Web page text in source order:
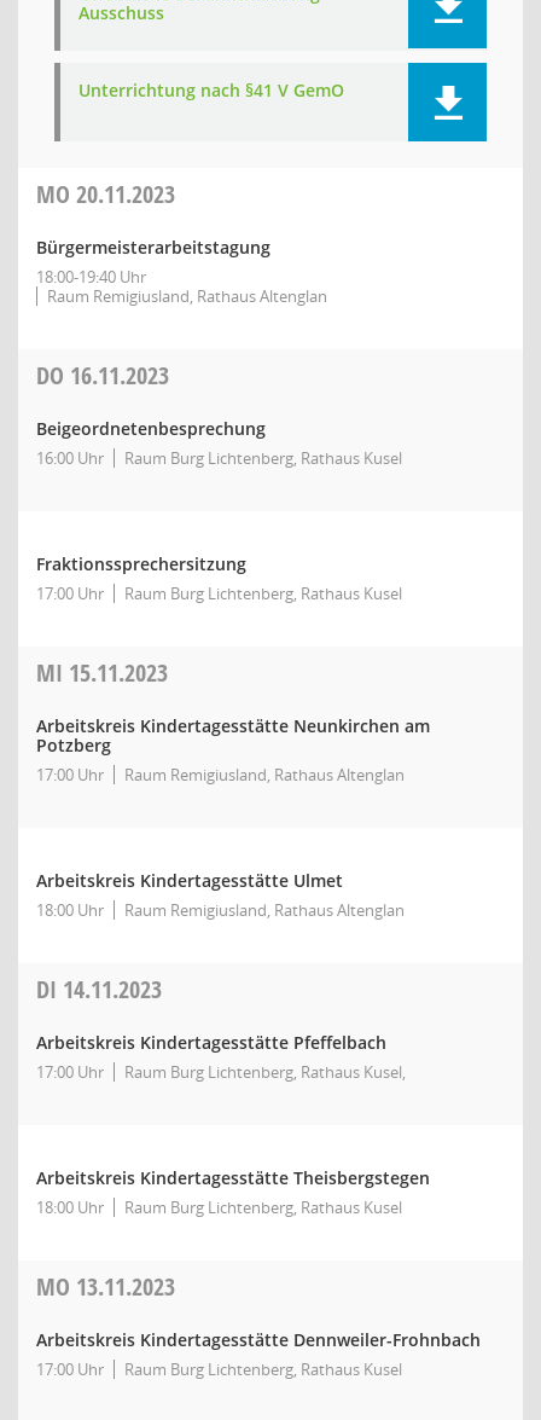
Ausschuss
Unterrichtung nach §41 V GemO
MO 20.11.2023
Bürgermeisterarbeitstagung
18:00-19:40 Uhr
Raum Remigiusland, Rathaus Altenglan
DO 16.11.2023
Beigeordnetenbesprechung
16:00 Uhr Raum Burg Lichtenberg, Rathaus Kusel
Fraktionssprechersitzung
17:00 Uhr Raum Burg Lichtenberg, Rathaus Kusel
MI 15.11.2023
Arbeitskreis Kindertagesstätte Neunkirchen am
Potzberg
17:00 Uhr Raum Remigiusland, Rathaus Altenglan
Arbeitskreis Kindertagesstätte Ulmet
18:00 Uhr Raum Remigiusland, Rathaus Altenglan
DI 14.11.2023
Arbeitskreis Kindertagesstätte Pfeffelbach
17:00 Uhr Raum Burg Lichtenberg, Rathaus Kusel,
Arbeitskreis Kindertagesstätte Theisbergstegen
18:00 Uhr Raum Burg Lichtenberg, Rathaus Kusel
MO 13.11.2023
Arbeitskreis Kindertagesstätte Dennweiler-Frohnbach
17:00 Uhr Raum Burg Lichtenberg, Rathaus Kusel